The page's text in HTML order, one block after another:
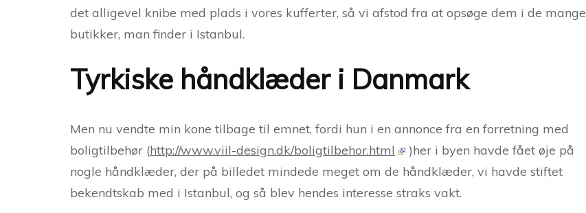
det alligevel knibe med plads i vores kufferter, så vi afstod fra at opsøge dem i de mange
butikker, man finder i Istanbul.
Tyrkiske håndklæder i Danmark
Men nu vendte min kone tilbage til emnet, fordi hun i en annonce fra en forretning med
boligtilbehør (http://www.viil-design.dk/boligtilbehor.html
)her i byen havde fået øje på
nogle håndklæder, der på billedet mindede meget om de håndklæder, vi havde stiftet
bekendtskab med i Istanbul, og så blev hendes interesse straks vakt.